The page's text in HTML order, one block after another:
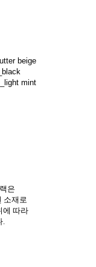
beige
mint
은
소재로
에 따라